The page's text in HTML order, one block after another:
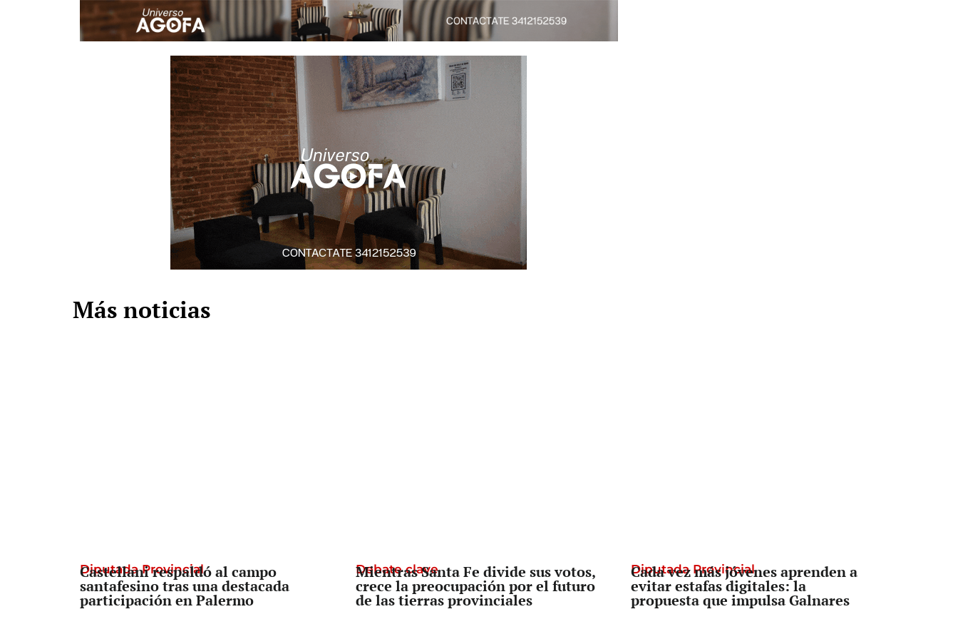
Más noticias
Diputada Provincial
Castellani respaldó al campo
santafesino tras una destacada
participación en Palermo
Debate clave
Mientras Santa Fe divide sus votos,
crece la preocupación por el futuro
de las tierras provinciales
Diputada Provincial
Cada vez más jóvenes aprenden a
evitar estafas digitales: la
propuesta que impulsa Galnares